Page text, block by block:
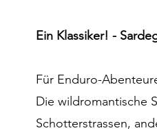
Ein Klassiker! -
Für Enduro-
Die wildromantische
Schotterstrassen,